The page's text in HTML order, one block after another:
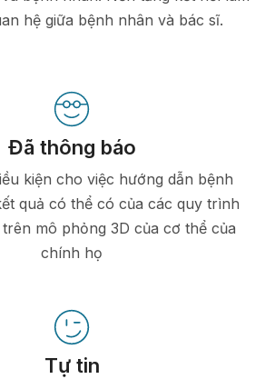
hệ giữa bệnh nhân và bác sĩ.
Đã thông báo
kiện cho việc hướng dẫn bệnh
quả có thể có của các quy trình
mô phỏng 3D của cơ thể của
chính họ
Tự tin